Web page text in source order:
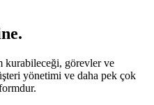
görevler ve
yönetimi ve daha pek çok